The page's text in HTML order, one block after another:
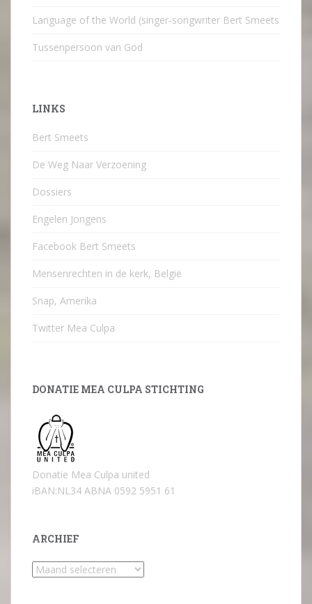
Language of the World (singer-songwriter Bert Smeets
Tussenpersoon van God
LINKS
Bert Smeets
De Weg Naar Verzoening
Dossiers
Engelen Jongens
Facebook Bert Smeets
Mensenrechten in de kerk, België
Snap, Amerika
Twitter Mea Culpa
DONATIE MEA CULPA STICHTING
Donatie Mea Culpa united
iBAN:NL34 ABNA 0592 5951 61
ARCHIEF
Archief